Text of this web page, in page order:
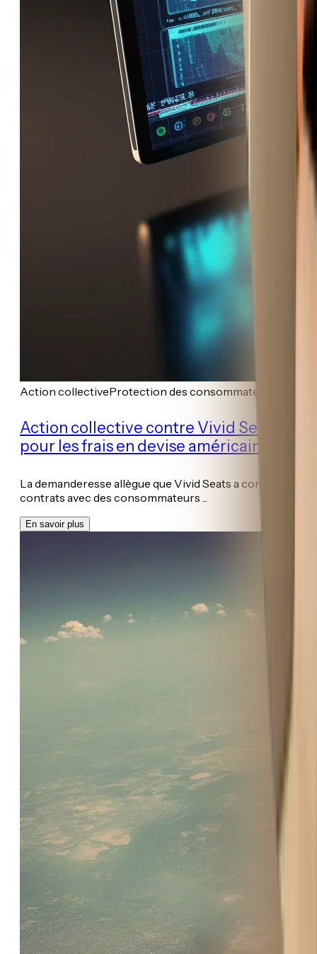
Action collectiveProtection des consommateurs
Action collective contre Vivid Seats
pour les frais en devise américaine
La demanderesse allègue que Vivid Seats a conclu des
contrats avec des consommateurs ...
En savoir plus